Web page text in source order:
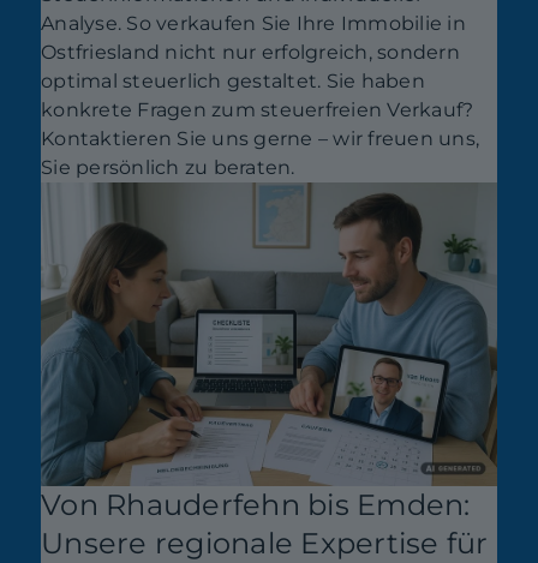
Analyse. So verkaufen Sie Ihre Immobilie in
Ostfriesland nicht nur erfolgreich, sondern
optimal steuerlich gestaltet. Sie haben
konkrete Fragen zum steuerfreien Verkauf?
Kontaktieren Sie uns gerne – wir freuen uns,
Sie persönlich zu beraten.
Von Rhauderfehn bis Emden:
Unsere regionale Expertise für